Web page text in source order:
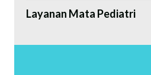
Layanan Mata Pediatri